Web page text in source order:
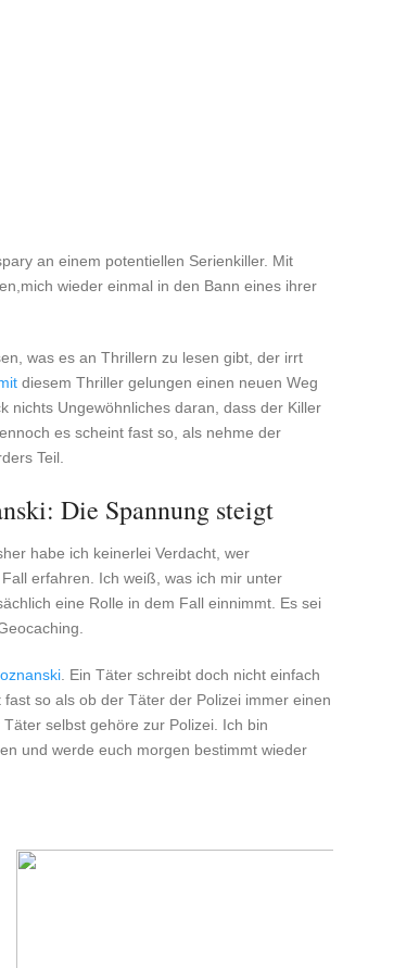
an einem potentiellen Serienkiller. Mit
wieder einmal in den Bann eines ihrer
was es an Thrillern zu lesen gibt, der irrt
diesem Thriller gelungen einen neuen Weg
nichts Ungewöhnliches daran, dass der Killer
es scheint fast so, als nehme der
Teil.
Die Spannung steigt
habe ich keinerlei Verdacht, wer
erfahren. Ich weiß, was ich mir unter
eine Rolle in dem Fall einnimmt. Es sei
. Ein Täter schreibt doch nicht einfach
so als ob der Täter der Polizei immer einen
selbst gehöre zur Polizei. Ich bin
und werde euch morgen bestimmt wieder